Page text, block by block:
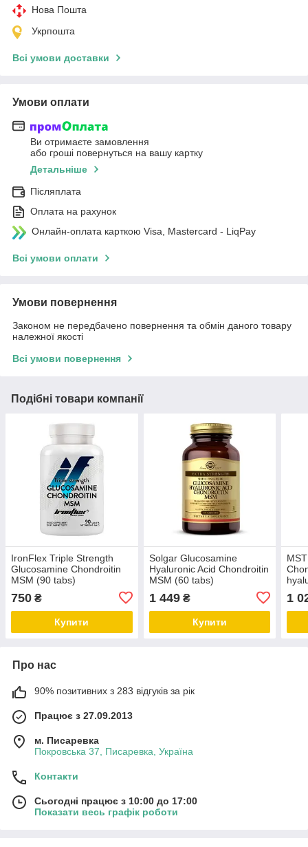
Нова Пошта
Укрпошта
Всі умови доставки
Умови оплати
Ви отримаєте замовлення
або гроші повернуться на вашу картку
Детальніше
Післяплата
Оплата на рахунок
Онлайн-оплата карткою Visa, Mastercard - LiqPay
Всі умови оплати
Умови повернення
Законом не передбачено повернення та обмін даного товару
належної якості
Всі умови повернення
Подібні товари компанії
IronFlex Triple Strength
Glucosamine Chondroitin
MSM (90 tabs)
750 ₴
Купити
Solgar Glucosamine
Hyaluronic Acid Chondroitin
MSM (60 tabs)
1 449₴
Купити
1
Про нас
90% позитивних з 283 відгуків за рік
Працює з 27.09.2013
м. Писаревка
Покровська 37, Писаревка, Україна
Контакти
Сьогодні працює з 10:00 до 17:00
Показати весь графік роботи